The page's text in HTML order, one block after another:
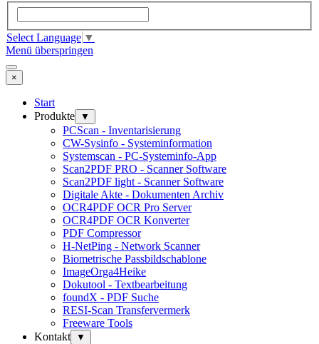
Select Language ▼
Menü überspringen
×
Start
Produkte
▼
PCScan - Inventarisierung
CW-Sysinfo - Systeminformation
Systemscan - PC-Systeminfo-App
Scan2PDF PRO - Scanner Software
Scan2PDF light - Scanner Software
Digitale Akte - Dokumenten Archiv
OCR4PDF OCR Pro Server
OCR4PDF OCR Konverter
PDF Compressor
H-NetPing - Network Scanner
Biometrische Passbildschablone
ImageOrga4Heike
Dokutool - Textbearbeitung
foundX - PDF Suche
RESI-Scan Transfervermerk
Freeware Tools
Kontakt
▼